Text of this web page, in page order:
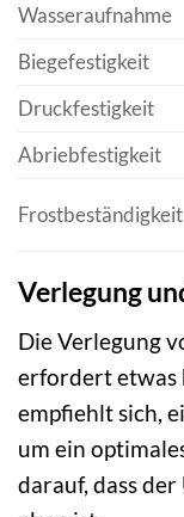
Wasseraufnahme
Biegefestigkeit
Druckfestigkeit
Abriebfestigkeit
Frostbeständigkeit
Verlegung
Die Verlegung
erfordert etwas
empfiehlt sich,
um ein
darauf, dass